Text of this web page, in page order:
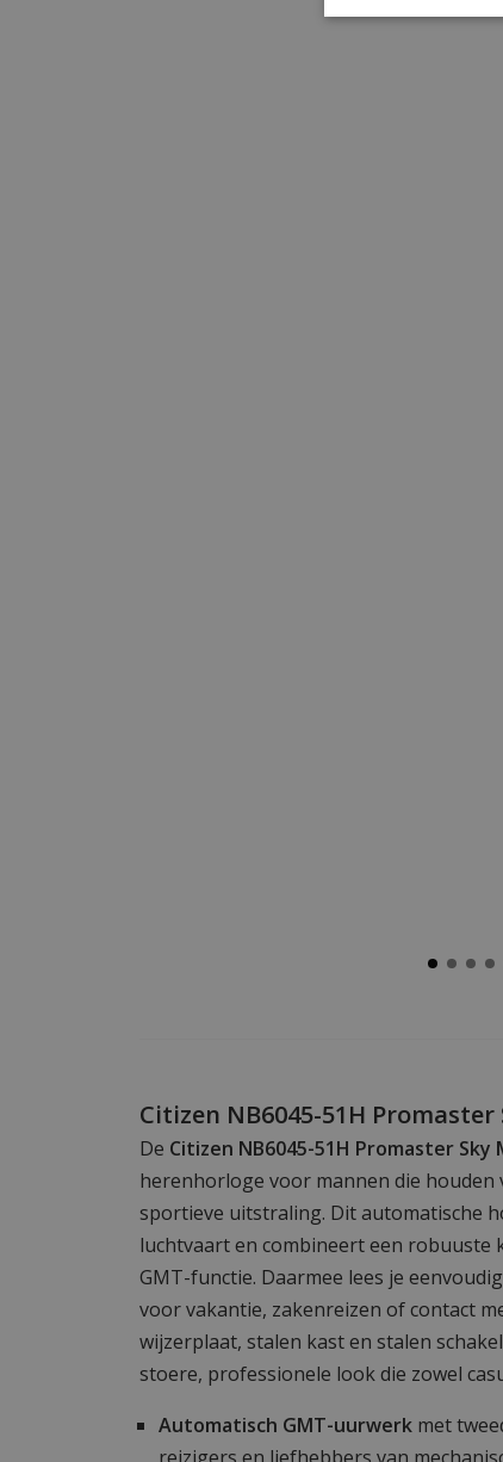
Citizen NB6045-51H
De Citizen NB6045-51H Promaster Sky
herenhorloge voor mannen die houden
sportieve uitstraling. Dit automatische
luchtvaart en combineert een robuuste
GMT-functie. Daarmee lees je
voor vakantie, zakenreizen of contact
wijzerplaat, stalen kast en stalen
stoere, professionele look die zowel
Automatisch GMT-uurwerk met